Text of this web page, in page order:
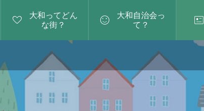

大和ってどん
な街？

大和自治会っ
て？
